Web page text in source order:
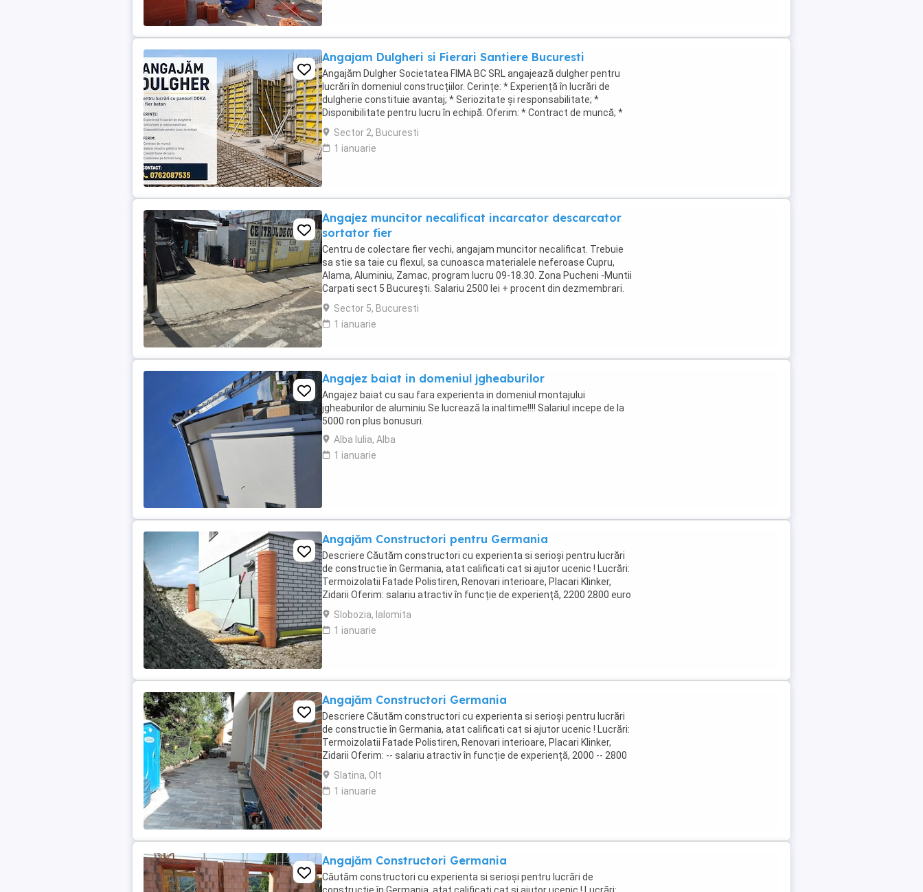
Angajam Dulgheri si Fierari Santiere Bucuresti
Angajăm Dulgher Societatea FIMA BC SRL angajează dulgher pentru
lucrări în domeniul construcțiilor. Cerințe: * Experiență în lucrări de
dulgherie constituie avantaj; * Seriozitate și responsabilitate; *
Disponibilitate pentru lucru în echipă. Oferim: * Contract de muncă; *
Salariu motivant, plătit ...
Sector 2, Bucuresti
1 ianuarie
Angajez muncitor necalificat incarcator descarcator
sortator fier
Centru de colectare fier vechi, angajam muncitor necalificat. Trebuie
sa stie sa taie cu flexul, sa cunoasca materialele neferoase Cupru,
Alama, Aluminiu, Zamac, program lucru 09-18.30. Zona Pucheni -Muntii
Carpati sect 5 București. Salariu 2500 lei + procent din dezmembrari.
Contact
Sector 5, Bucuresti
1 ianuarie
Angajez baiat in domeniul jgheaburilor
Angajez baiat cu sau fara experienta in domeniul montajului
jgheaburilor de aluminiu.Se lucrează la inaltime!!!! Salariul incepe de la
5000 ron plus bonusuri.
Alba Iulia, Alba
1 ianuarie
Angajăm Constructori pentru Germania
Descriere Căutăm constructori cu experienta si serioși pentru lucrări
de constructie în Germania, atat calificati cat si ajutor ucenic ! Lucrări:
Termoizolatii Fatade Polistiren, Renovari interioare, Placari Klinker,
Zidarii Oferim: salariu atractiv în funcție de experiență, 2200 2800 euro
NET ( 15,00 ...
Slobozia, Ialomita
1 ianuarie
Angajăm Constructori Germania
Descriere Căutăm constructori cu experienta si serioși pentru lucrări
de constructie în Germania, atat calificati cat si ajutor ucenic ! Lucrări:
Termoizolatii Fatade Polistiren, Renovari interioare, Placari Klinker,
Zidarii Oferim: -- salariu atractiv în funcție de experiență, 2000 -- 2800
euro NET ...
Slatina, Olt
1 ianuarie
Angajăm Constructori Germania
Căutăm constructori cu experienta si serioși pentru lucrări de